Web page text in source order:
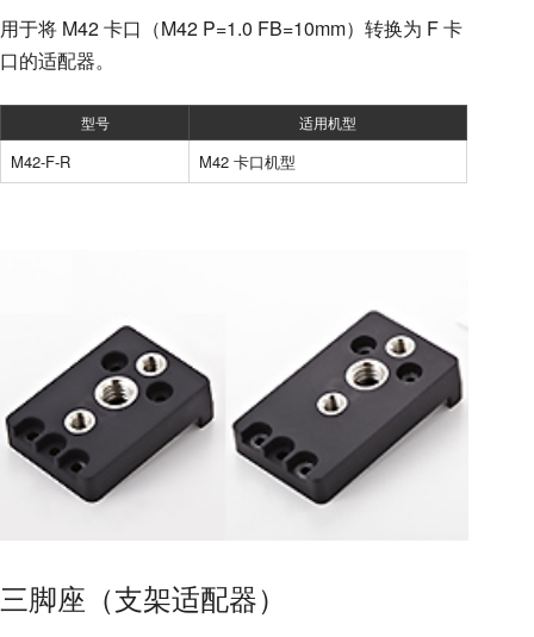
用于将 M42 卡口（M42 P=1.0 FB=10mm）转换为 F 卡
口的适配器。
型号 适用机型
M42-F-R M42 卡口机型
三脚座（支架适配器）